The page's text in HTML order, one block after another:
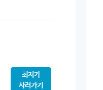
최저가
사러가기